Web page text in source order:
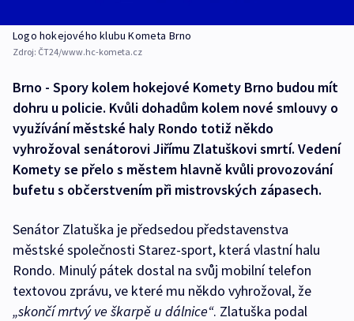
Logo hokejového klubu Kometa Brno
Zdroj: ČT24/www.hc-kometa.cz
Brno - Spory kolem hokejové Komety Brno budou mít
dohru u policie. Kvůli dohadům kolem nové smlouvy o
využívání městské haly Rondo totiž někdo
vyhrožoval senátorovi Jiřímu Zlatuškovi smrtí. Vedení
Komety se přelo s městem hlavně kvůli provozování
bufetu s občerstvením při mistrovských zápasech.
Senátor Zlatuška je předsedou představenstva
městské společnosti Starez-sport, která vlastní halu
Rondo. Minulý pátek dostal na svůj mobilní telefon
textovou zprávu, ve které mu někdo vyhrožoval, že
„skončí mrtvý ve škarpě u dálnice“. Zlatuška podal